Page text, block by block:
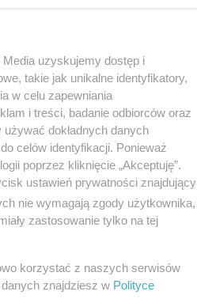
do
uzyskujemy dostęp i
takie jak unikalne identyfikatory,
w celu zapewniania
i treści, badanie odbiorców oraz
dokładnych danych
celów identyfikacji. Ponieważ
poprzez kliknięcie „Akceptuję”.
ustawień prywatności znajdujący
nie wymagają zgody użytkownika,
zastosowanie tylko na tej
korzystać z naszych serwisów
znajdziesz w Polityce